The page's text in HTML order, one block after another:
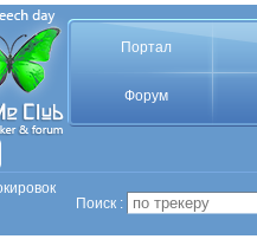
Портал
Форум
Поиск :